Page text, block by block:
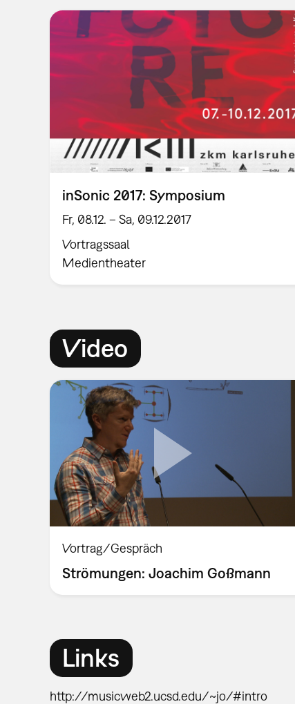
inSonic 2017: Symposium
Fr, 08.12. – Sa, 09.12.2017
Vortragssaal
Medientheater
Video
Vortrag/Gespräch
Strömungen: Joachim Goßmann
Links
http://musicweb2.ucsd.edu/~jo/#intro